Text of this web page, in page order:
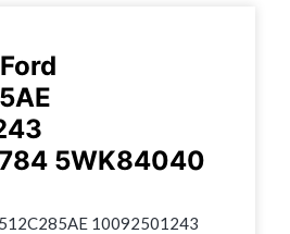
5WK84040
10092501243